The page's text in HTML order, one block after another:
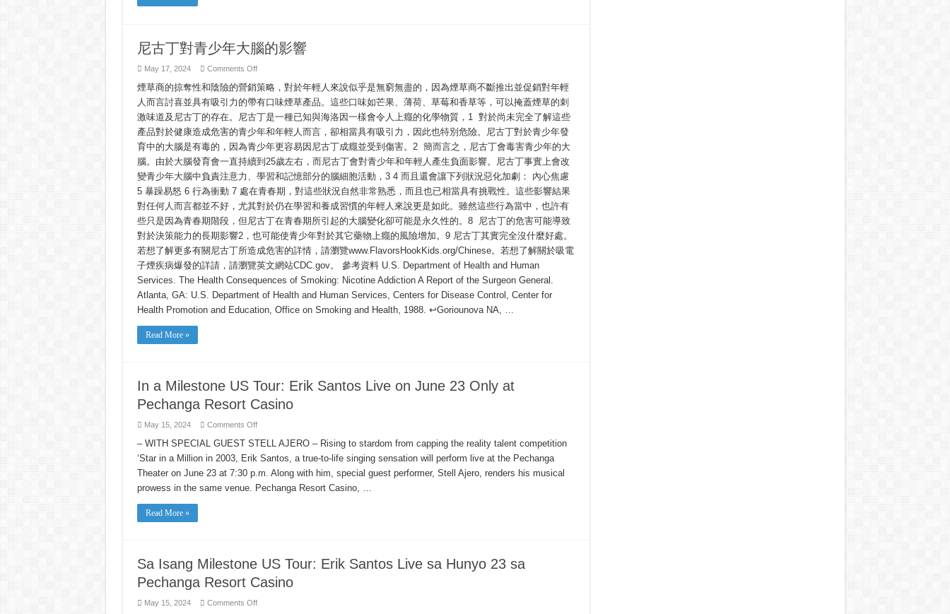
尼古丁對青少年大腦的影響
May 17, 2024 Comments Offon
古
丁
對
青
少
年
大
腦
的
影
響
煙草商的掠奪性和陰險的營銷策略，對於年輕人來說似乎是無窮無盡的，因為煙草商不斷推出並促銷對年輕
人而言討喜並具有吸引力的帶有口味煙草產品。這些口味如芒果、薄荷、草莓和香草等，可以掩蓋煙草的刺
激味道及尼古丁的存在。尼古丁是一種已知與海洛因一樣會令人上癮的化學物質，1 對於尚未完全了解這些
產品對於健康造成危害的青少年和年輕人而言，卻相當具有吸引力，因此也特別危險。尼古丁對於青少年發
育中的大腦是有毒的，因為青少年更容易因尼古丁成癮並受到傷害。2 簡而言之，尼古丁會毒害青少年的大
腦。由於大腦發育會一直持續到25歲左右，而尼古丁會對青少年和年輕人產生負面影響。尼古丁事實上會改
變青少年大腦中負責注意力、學習和記憶部分的腦細胞活動，3 4 而且還會讓下列狀況惡化加劇： 內心焦慮
5 暴躁易怒 6 行為衝動 7 處在青春期，對這些狀況自然非常熟悉，而且也已相當具有挑戰性。這些影響結果
對任何人而言都並不好，尤其對於仍在學習和養成習慣的年輕人來說更是如此。雖然這些行為當中，也許有
些只是因為青春期階段，但尼古丁在青春期所引起的大腦變化卻可能是永久性的。8 尼古丁的危害可能導致
對於決策能力的長期影響2，也可能使青少年對於其它藥物上癮的風險增加。9 尼古丁其實完全沒什麼好處。
若想了解更多有關尼古丁所造成危害的詳情，請瀏覽www.FlavorsHookKids.org/Chinese。若想了解關於吸電
子煙疾病爆發的詳請，請瀏覽英文網站CDC.gov。 參考資料 U.S. Department of Health and Human
Services. The Health Consequences of Smoking: Nicotine Addiction A Report of the Surgeon General.
Atlanta, GA: U.S. Department of Health and Human Services, Centers for Disease Control, Center for
Health Promotion and Education, Office on Smoking and Health, 1988. ↩︎Goriounova NA, …
Read More »
In a Milestone US Tour: Erik Santos Live on June 23 Only at
Pechanga Resort Casino
May 15, 2024 Comments Offon
a
Milestone
US
Erik
Santos
Live
Casino
– WITH SPECIAL GUEST STELL AJERO – Rising to stardom from capping the reality talent competition
‘Star in a Million in 2003, Erik Santos, a true-to-life singing sensation will perform live at the Pechanga
Theater on June 23 at 7:30 p.m. Along with him, special guest performer, Stell Ajero, renders his musical
prowess in the same venue. Pechanga Resort Casino, …
Read More »
Sa Isang Milestone US Tour: Erik Santos Live sa Hunyo 23 sa
Pechanga Resort Casino
May 15, 2024 Comments Offon